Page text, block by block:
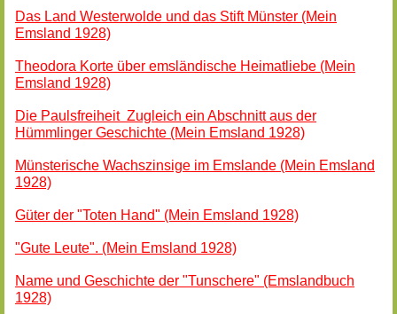
Das Land Westerwolde und das Stift Münster (Mein
Emsland 1928)
Theodora Korte über emsländische Heimatliebe (Mein
Emsland 1928)
Die Paulsfreiheit Zugleich ein Abschnitt aus der
Hümmlinger Geschichte (Mein Emsland 1928)
Münsterische Wachszinsige im Emslande (Mein Emsland
1928)
Güter der "Toten Hand" (Mein Emsland 1928)
"Gute Leute". (Mein Emsland 1928)
Name und Geschichte der "Tunschere" (Emslandbuch
1928)